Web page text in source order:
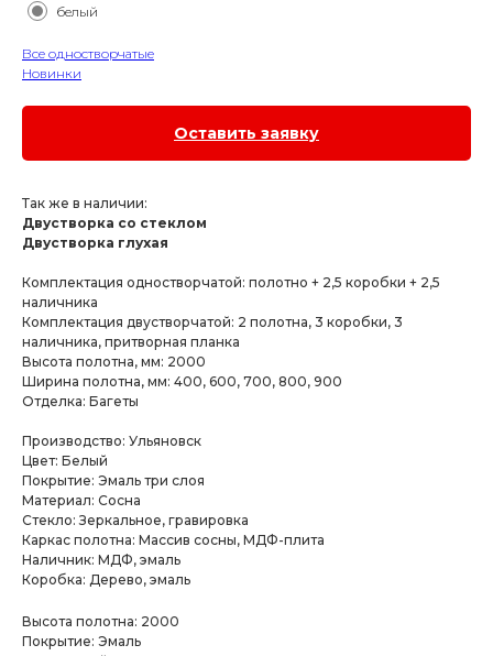
белый
Все одностворчатые
Новинки
Оставить заявку
Так же в наличии:
Двустворка со стеклом
Двустворка глухая
Комплектация одностворчатой: полотно + 2,5 коробки + 2,5
наличника
Комплектация двустворчатой: 2 полотна, 3 коробки, 3
наличника, притворная планка
Высота полотна, мм: 2000
Ширина полотна, мм: 400, 600, 700, 800, 900
Отделка: Багеты
Производство: Ульяновск
Цвет: Белый
Покрытие: Эмаль три слоя
Материал: Сосна
Стекло: Зеркальное, гравировка
Каркас полотна: Массив сосны, МДФ-плита
Наличник: МДФ, эмаль
Коробка: Дерево, эмаль
Высота полотна: 2000
Покрытие: Эмаль